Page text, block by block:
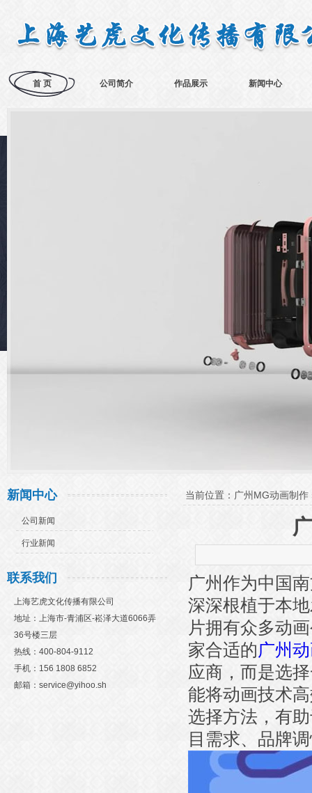
首 页 公司简介 作品展示 新闻中心
新闻中心
公司新闻
行业新闻
联系我们
上海艺虎文化传播有限公司
地址：上海市-青浦区-崧泽大道6066弄
36号楼三层
热线：400-804-9112
手机：156 1808 6852
邮箱：service@yihoo.sh
当前位置： 广州MG动画制作
广州作为中国
深深根植于本
片拥有众多动
家合适的广州
应商，而是选
能将动画技术
选择方法，有
目需求、品牌